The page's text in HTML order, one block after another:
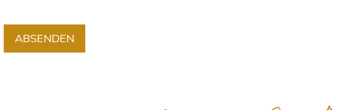
ABSENDEN